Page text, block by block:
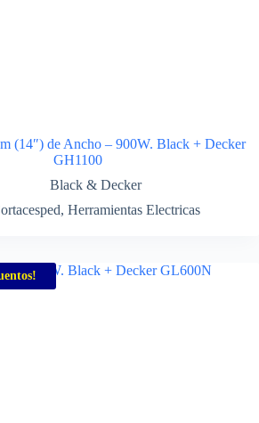
(14″) de Ancho – 900W. Black + Decker
GH1100
Black & Decker
, Herramientas Electricas